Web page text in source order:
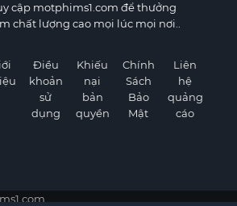
cập motphims1.com để thưởng
chất lượng cao mọi lúc mọi nơi..
Điều
khoản
sử
dụng
Khiếu
nại
bản
quyền
Chính
Sách
Bảo
Mật
Liên
hệ
quảng
cáo